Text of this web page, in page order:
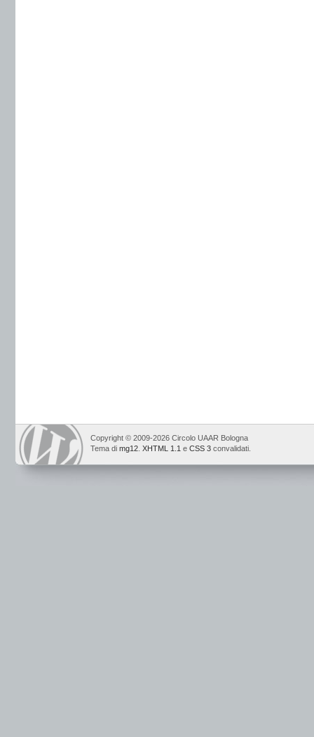
Copyright © 2009-2026 Circolo UAAR Bologna
Tema di mg12 XHTML 1.1 e CSS 3 convalidati.